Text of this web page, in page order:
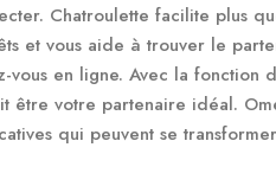
Chatroulette facilite plus
et vous aide à trouver le
en ligne. Avec la fonction
être votre partenaire idéal.
qui peuvent se